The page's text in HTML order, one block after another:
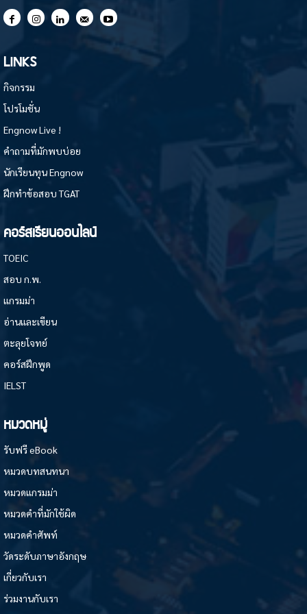
LINKS
กิจกรรม
โปรโมชั่น
Engnow Live !
คำถามที่มักพบบ่อย
นักเรียนทุน Engnow
ฝึกทำข้อสอบ TGAT
คอร์สเรียนออนไลน์
TOEIC
สอบ ก.พ.
แกรมม่า
อ่านและเขียน
ตะลุยโจทย์
คอร์สฝึกพูด
IELST
หมวดหมู่
รับฟรี eBook
หมวดบทสนทนา
หมวดแกรมม่า
หมวดคำที่มักใช้ผิด
หมวดคำศัพท์
วัดระดับภาษาอังกฤษ
เกี่ยวกับเรา
ร่วมงานกับเรา